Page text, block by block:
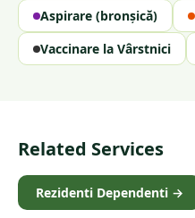
Aspirare (bronșică)
Vaccinare la Vârstnici
Related Services
Rezidenti Dependenti →